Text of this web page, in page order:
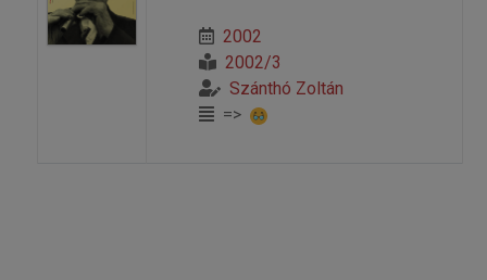
2002
2002/3
Szánthó Zoltán
=>